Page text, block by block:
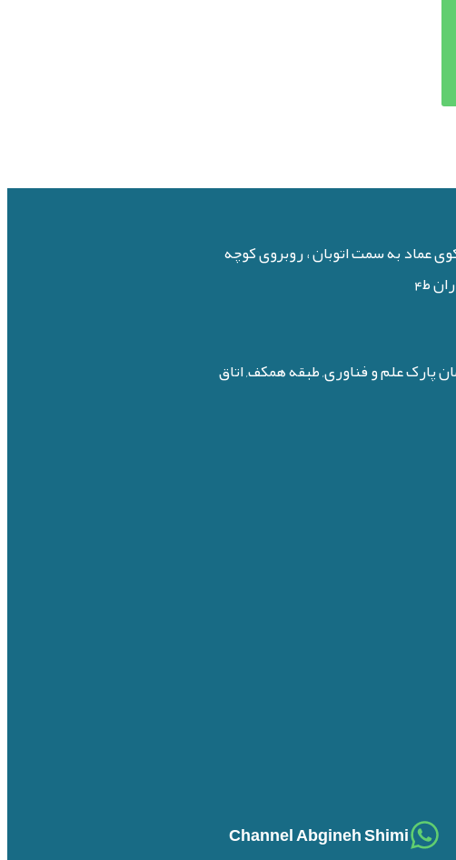
عماد به سمت اتوبان ، روبروی کوچه
ط4
پارک علم و فناوری, طبقه همکف, اتاق
Channel Abgineh Shimi